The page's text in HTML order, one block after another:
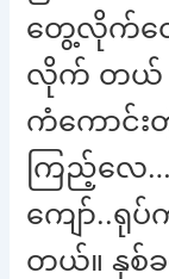
တွေ့လိုက်တ
လိုက် တယ်
ကံကောင်း
ကြည့်လေ
ကျော်..ရု
တယ်။ နှစ်ခ